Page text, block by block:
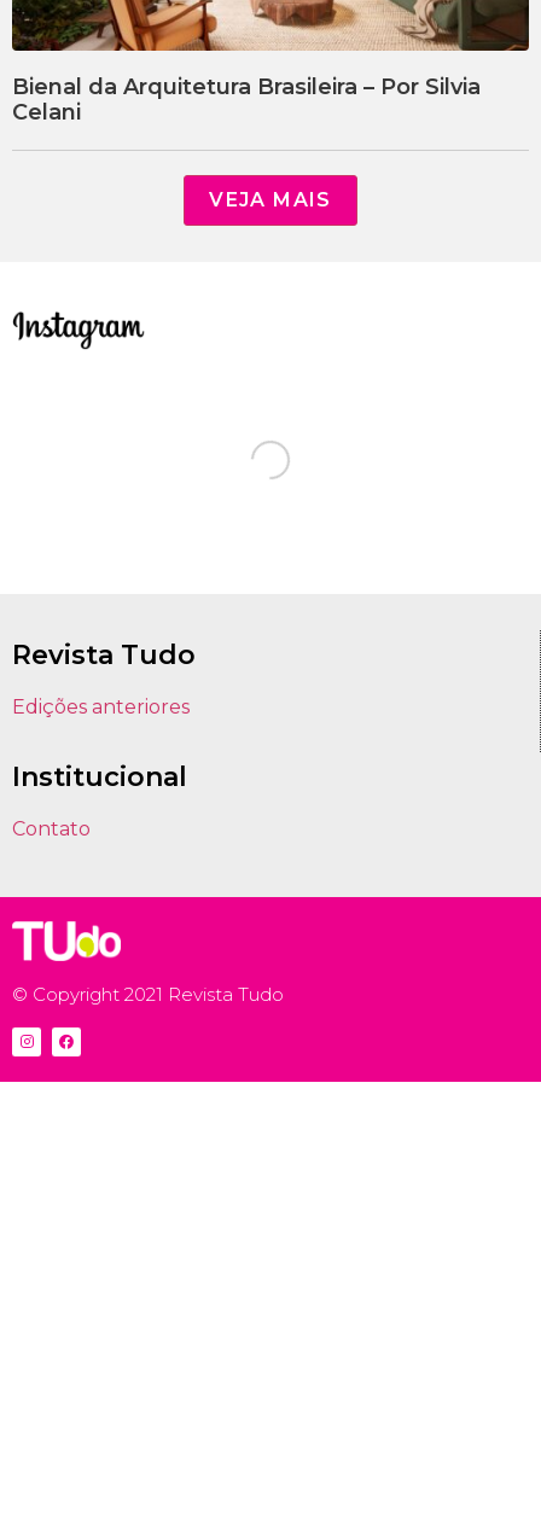
Bienal da Arquitetura Brasileira – Por Silvia
Celani
VEJA MAIS
Revista Tudo
Edições anteriores
Institucional
Contato
© Copyright 2021 Revista Tudo